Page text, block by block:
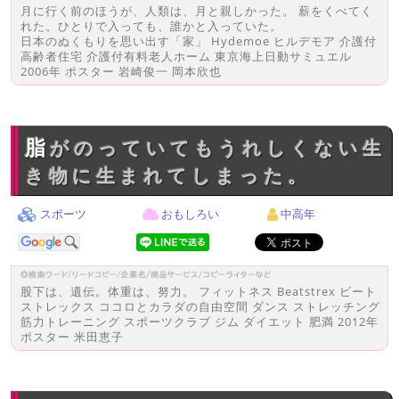
月に行く前のほうが、人類は、月と親しかった。 薪をくべてく
れた。ひとりで入っても、誰かと入っていた。
日本のぬくもりを思い出す「家」 Hydemoe ヒルデモア 介護付
高齢者住宅 介護付有料老人ホーム 東京海上日動サミュエル
2006年 ポスター 岩崎俊一 岡本欣也
脂がのっていてもうれしくない生
き物に生まれてしまった。
スポーツ おもしろい 中高年
股下は、遺伝。体重は、努力。 フィットネス Beatstrex ビート
ストレックス ココロとカラダの自由空間 ダンス ストレッチング
筋力トレーニング スポーツクラブ ジム ダイエット 肥満 2012年
ポスター 米田恵子